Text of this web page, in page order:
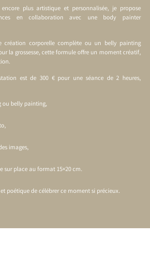
plus artistique et personnalisée, je propose
en collaboration avec une body painter
création corporelle complète ou un belly painting
la grossesse, cette formule offre un moment créatif,
est de 300 € pour une séance de 2 heures,
ou belly painting,
images,
sur place au format 15×20 cm.
poétique de célébrer ce moment si précieux.